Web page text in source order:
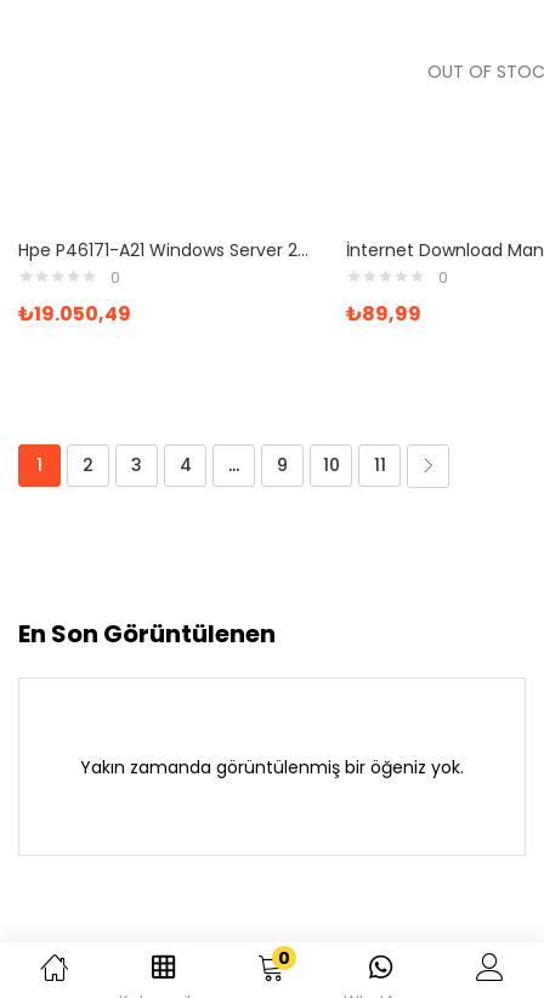
0
Hpe P46171-A21 Windows Server 2022 Standart Rok
0
₺19.050,49
OUT OF
0
₺89,99
1 2 3 4 … 9 10 11
En Son Görüntülenen
Yakın zamanda görüntülenmiş bir öğeniz yok.